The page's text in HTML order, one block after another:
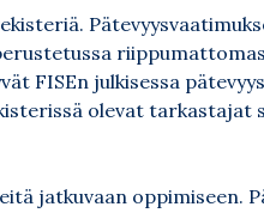
FISEn julkisessa
olevat
jatkuvaan oppimiseen.